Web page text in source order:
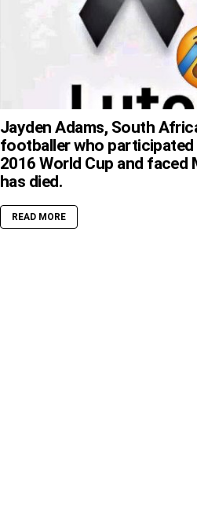
Jayden Adams, South
footballer who participated
2016 World Cup and faced
has died.
READ MORE